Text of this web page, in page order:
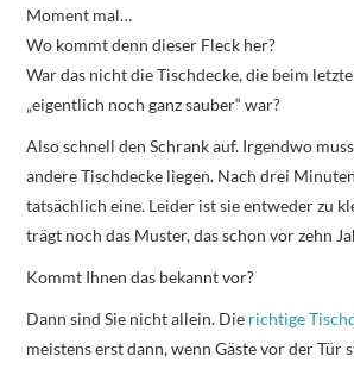
Moment mal…
Wo kommt denn dieser Fleck her?
War das nicht die Tischdecke, die beim
„eigentlich noch ganz sauber“ war?
Also schnell den Schrank auf. Irgendwo
andere Tischdecke liegen. Nach drei
tatsächlich eine. Leider ist sie entweder zu
trägt noch das Muster, das schon vor zehn
Kommt Ihnen das bekannt vor?
Dann sind Sie nicht allein. Die richtige
meistens erst dann, wenn Gäste vor der Tür